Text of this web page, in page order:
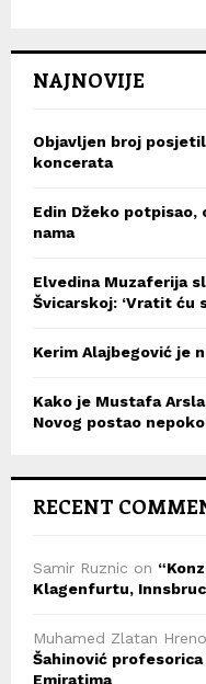
NAJNOVIJE
Objavljen broj
koncerata
Edin Džeko
nama
Elvedina Muzaferija
Švicarskoj: ‘Vratit ću
Kerim Alajbegović je
Kako je Mustafa
Novog postao
RECENT
Samir Ruznic on
Klagenfurtu,
Muhamed Zlatan
Šahinović
Emiratima